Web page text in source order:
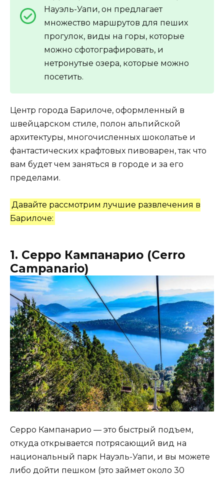
Науэль-Уапи, он предлагает
множество маршрутов для пеших
прогулок, виды на горы, которые
можно сфотографировать, и
нетронутые озера, которые можно
посетить.
Центр города Барилоче, оформленный в
швейцарском стиле, полон альпийской
архитектуры, многочисленных шоколатье и
фантастических крафтовых пивоварен, так что
вам будет чем заняться в городе и за его
пределами.
Давайте рассмотрим лучшие развлечения в
Барилоче:
1. Серро Кампанарио (Cerro
Campanario)
Серро Кампанарио — это быстрый подъем,
откуда открывается потрясающий вид на
национальный парк Науэль-Уапи, и вы можете
либо дойти пешком (это займет около 30